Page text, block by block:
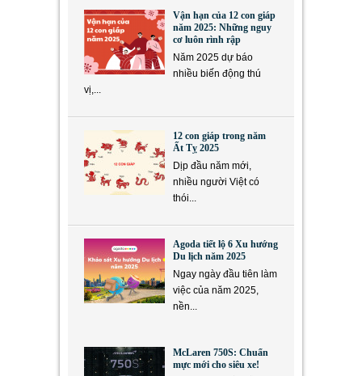
Vận hạn của 12 con giáp
năm 2025: Những nguy
cơ luôn rình rập
Năm 2025 dự báo
nhiều biến động thú
vị,...
12 con giáp trong năm
Ất Tỵ 2025
Dịp đầu năm mới,
nhiều người Việt có
thói...
Agoda tiết lộ 6 Xu hướng
Du lịch năm 2025
Ngay ngày đầu tiên làm
việc của năm 2025,
nền...
McLaren 750S: Chuẩn
mực mới cho siêu xe!